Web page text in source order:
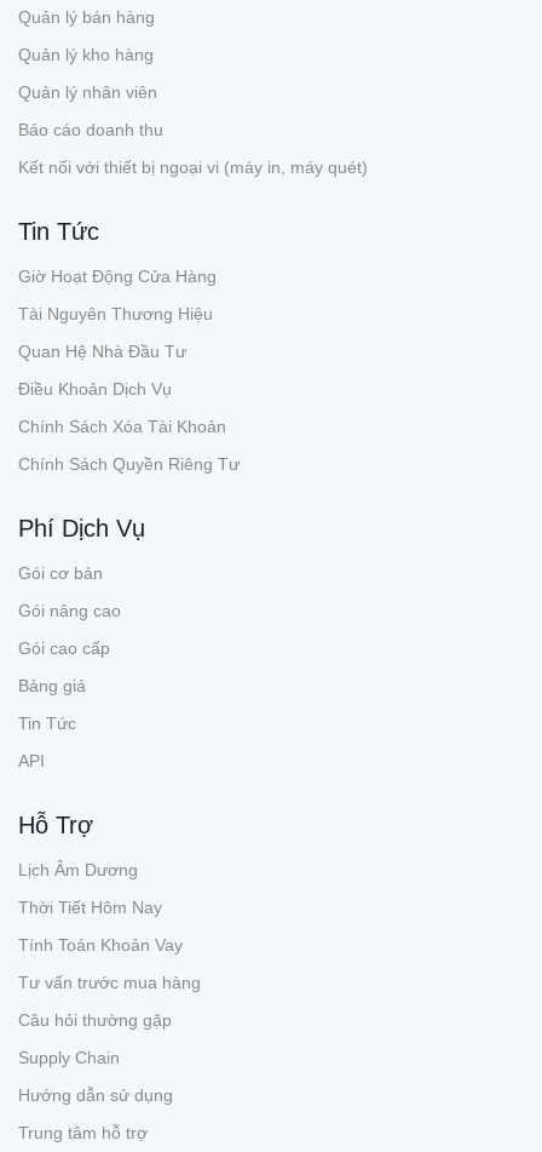
Quản lý bán hàng
Quản lý kho hàng
Quản lý nhân viên
Báo cáo doanh thu
Kết nối với thiết bị ngoại vi (máy in, máy quét)
Tin Tức
Giờ Hoạt Động Cửa Hàng
Tài Nguyên Thương Hiệu
Quan Hệ Nhà Đầu Tư
Điều Khoản Dịch Vụ
Chính Sách Xóa Tài Khoản
Chính Sách Quyền Riêng Tư
Phí Dịch Vụ
Gói cơ bản
Gói nâng cao
Gói cao cấp
Bảng giá
Tin Tức
API
Hỗ Trợ
Lịch Âm Dương
Thời Tiết Hôm Nay
Tính Toán Khoản Vay
Tư vấn trước mua hàng
Câu hỏi thường gặp
Supply Chain
Hướng dẫn sử dụng
Trung tâm hỗ trợ